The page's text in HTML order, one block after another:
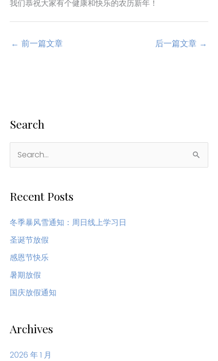
我们恭祝大家有个健康和快乐的农历新年！
← 前一篇文章 后一篇文章 →
Search
Recent Posts
冬季暴风雪通知：周日线上学习日
圣诞节放假
感恩节快乐
暑期放假
国庆放假通知
Archives
2026 年 1 月